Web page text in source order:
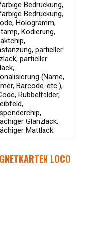
Bedruckung,
Bedruckung,
Hologramm,
Kodierung,
partieller
partieller
(Name,
Barcode, etc.),
Rubbelfelder,
Glanzlack,
Mattlack
LOCO